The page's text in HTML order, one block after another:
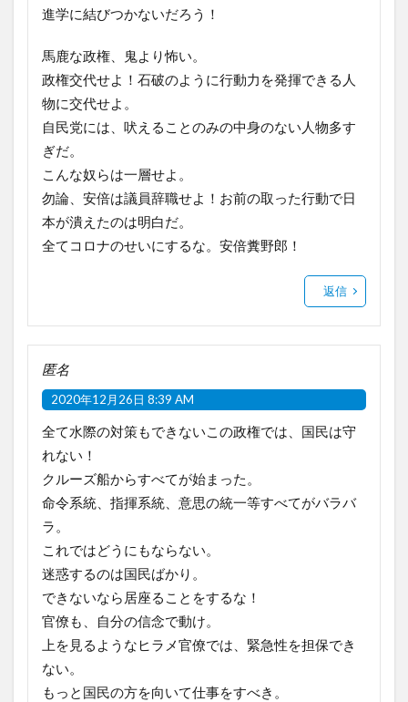
進学に結びつかないだろう！
馬鹿な政権、鬼より怖い。
政権交代せよ！石破のように行動力を発揮できる人
物に交代せよ。
自民党には、吠えることのみの中身のない人物多す
ぎだ。
こんな奴らは一層せよ。
勿論、安倍は議員辞職せよ！お前の取った行動で日
本が潰えたのは明白だ。
全てコロナのせいにするな。安倍糞野郎！
返信
匿名
2020年12月26日 8:39 AM
全て水際の対策もできないこの政権では、国民は守
れない！
クルーズ船からすべてが始まった。
命令系統、指揮系統、意思の統一等すべてがバラバ
ラ。
これではどうにもならない。
迷惑するのは国民ばかり。
できないなら居座ることをするな！
官僚も、自分の信念で動け。
上を見るようなヒラメ官僚では、緊急性を担保でき
ない。
もっと国民の方を向いて仕事をすべき。